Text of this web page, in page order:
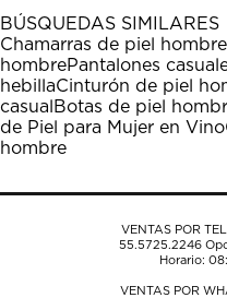
1
estrella
Esta
acción
abrirá
el
formulario
de
estrellas.
Esta
acción
abrirá
el
formulario
de
estrellas.
Esta
acción
abrirá
el
formulario
estrellas.
Esta
acción
abrirá
el
formulario
estrellas.
Esta
acción
abrirá
el
BÚSQUEDAS SIMILARES
Chamarras de piel hombre
hombrePantalones
hebillaCinturón de piel
casual Botas de piel
de Piel para Mujer en Vino
hombre
VENTAS POR
55.5725.2246
Horario:
VENTAS POR